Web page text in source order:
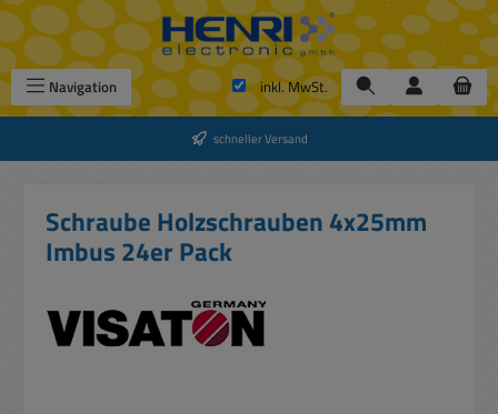
Zum Hauptinhalt springen
Navigation inkl. MwSt.
schneller Versand
Schraube Holzschrauben 4x25mm
Imbus 24er Pack